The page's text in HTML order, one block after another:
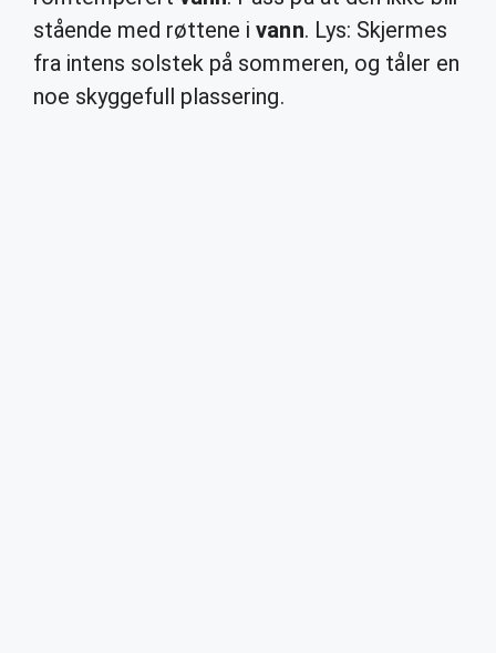
stående med røttene ivann. Lys: Skjermes
fra intens solstek på sommeren, og tåler en
noe skyggefull plassering.